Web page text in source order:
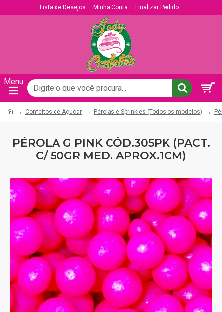
Lista de Desejos Minha Conta Finalizar Pedido
Confeitos de Açucar Pérolas e Sprinkles (Todos os modelos)
PÉROLA G PINK CÓD.305PK (PACT.
C/ 50GR MED. APROX.1CM)